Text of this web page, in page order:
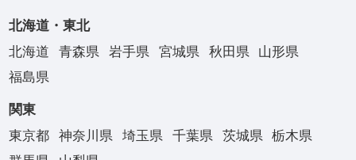
北海道・東北
北海道
青森県 岩手県 宮城県 秋田県
山形県
福島県
関東
東京都
神奈川県 埼玉県 千葉県 茨城県
栃木県